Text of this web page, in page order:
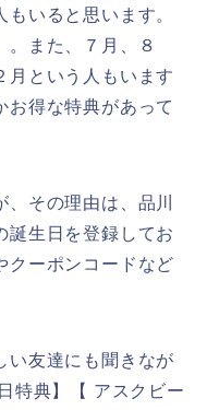
いると思います。
。また、７月、８
月という人もいます
お得な特典があって
その理由は、品川
誕生日を登録してお
クーポンコードなど
い友達にも聞きなが
特典】【 アスクビー